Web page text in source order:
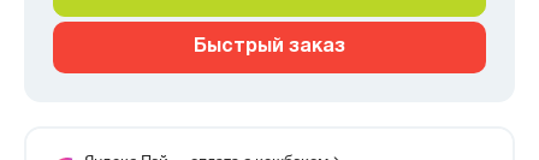
Быстрый заказ